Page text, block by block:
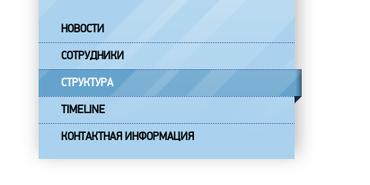
НОВОСТИ
СОТРУДНИКИ
СТРУКТУРА
TIMELINE
КОНТАКТНАЯ ИНФОРМАЦИЯ